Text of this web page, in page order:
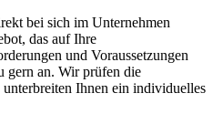
bei sich im Unternehmen
das auf Ihre
und Voraussetzungen
gern an. Wir prüfen die
Ihnen ein individuelles